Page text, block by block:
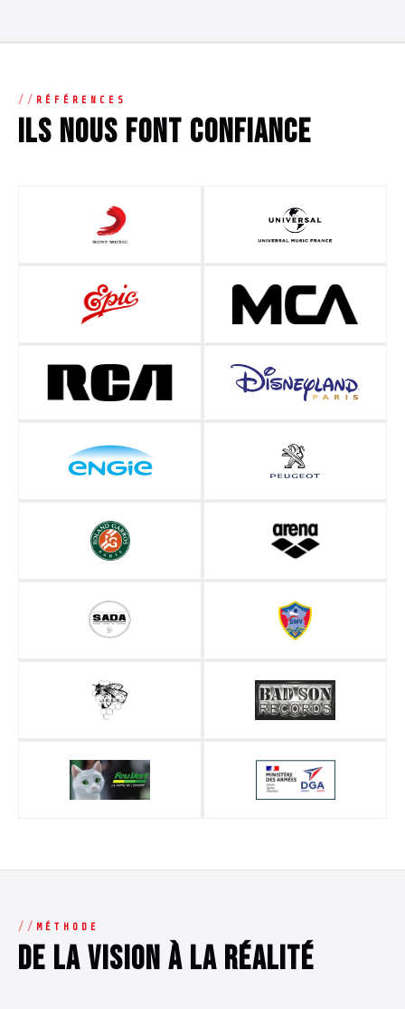
RÉFÉRENCES
Ils nous font confiance
MÉTHODE
De la vision à la réalité